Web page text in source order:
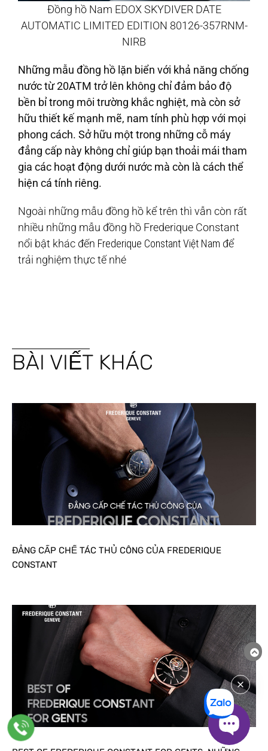
Đồng hồ Nam EDOX SKYDIVER DATE
AUTOMATIC LIMITED EDITION 80126-357RNM-
NIRB
Những mẫu đồng hồ lặn biển với khả năng chống
nước từ 20ATM trở lên không chỉ đảm bảo độ
bền bỉ trong môi trường khắc nghiệt, mà còn sở
hữu thiết kế mạnh mẽ, nam tính phù hợp với mọi
phong cách. Sở hữu một trong những cỗ máy
đẳng cấp này không chỉ giúp bạn thoải mái tham
gia các hoạt động dưới nước mà còn là cách thể
hiện cá tính riêng.
Ngoài những mẫu đồng hồ kể trên thì vẫn còn rất
nhiều những mẫu đồng hồ Frederique Constant
nổi bật khác đến Frederique Constant Việt Nam để
trải nghiệm thực tế nhé
BÀI VIẾT KHÁC
ĐẲNG CẤP CHẾ TÁC THỦ CÔNG CỦA FREDERIQUE
CONSTANT